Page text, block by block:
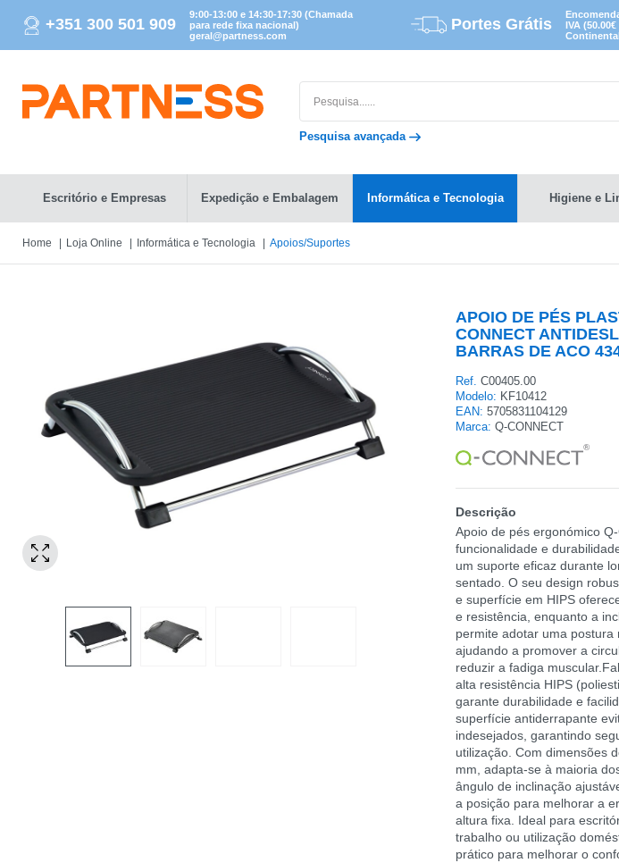
+351 300 501 909
9:00-13:00 e 14:30-17:30 (Chamada
para rede fixa nacional)
geral@partness.com
Portes Grátis
IVA
Pesquisa avançada
Escritório e Empresas Expedição e Embalagem Informática e Tecnologia Higiene e
Home Loja Online Informática e Tecnologia Apoios/Suportes
APOIO DE PÉS
CONNECT
BARRAS DE ACO
Ref. C00405.00
Modelo: KF10412
EAN: 5705831104129
Marca: Q-CONNECT
Descrição
Apoio de pés ergonómico
funcionalidade e
um suporte eficaz durante
sentado. O seu design
e superfície em HIPS
e resistência, enquanto a
permite adotar uma postura
ajudando a promover a
reduzir a fadiga
alta resistência HIPS
garante durabilidade e
superfície antiderrapante
indesejados, garantindo
utilização. Com dimensões
mm, adapta-se à maioria
ângulo de inclinação
a posição para melhorar a
altura fixa. Ideal para
trabalho ou utilização
prático para melhorar o